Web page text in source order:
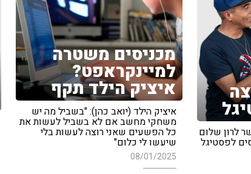
מכניסים משטרה
למיינקראפט?
איציק הילד תקף
איציק הילד (יואב כהן): "בשביל מה יש
משחקי מחשב אם לא בשביל לעשות את
כל הפשעים שאני רוצה לעשות בלי
שיעשו לי כלום"
08/01/2025
לרון שלום
לפסטיגל